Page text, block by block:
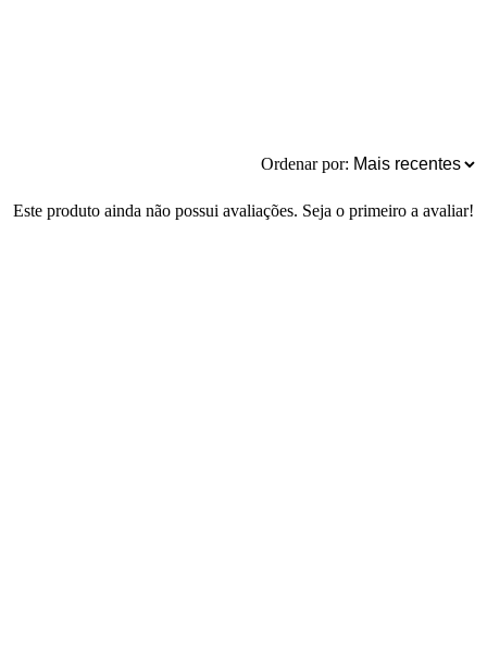
Ordenar por:
Este produto ainda não possui avaliações. Seja o primeiro a avaliar!